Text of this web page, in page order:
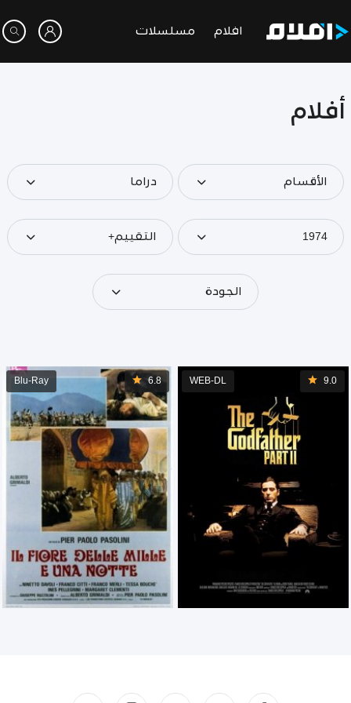
افلام مسلسلات
أفلام
الأقسام دراما
1974 التقييم+
الجودة
9.0
WEB-DL
6.8
Blu-Ray